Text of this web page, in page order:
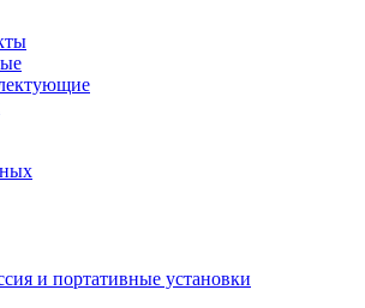
и портативные установки